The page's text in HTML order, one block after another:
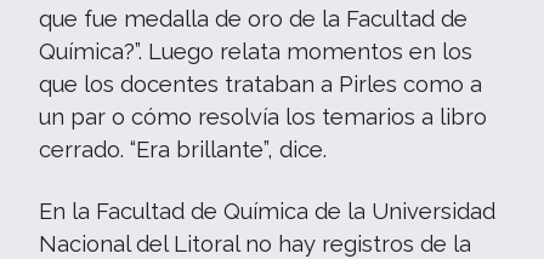
que fue medalla de oro de la Facultad de
Química?”. Luego relata momentos en los
que los docentes trataban a Pirles como a
un par o cómo resolvía los temarios a libro
cerrado. “Era brillante”, dice.
En la Facultad de Química de la Universidad
Nacional del Litoral no hay registros de la